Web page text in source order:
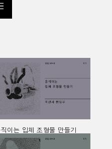
이는 입체 조형물 만들기